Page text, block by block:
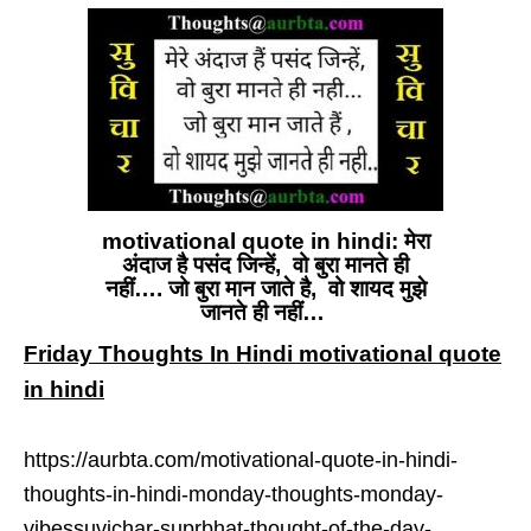
motivational quote in hindi: मेरा
अंदाज है पसंद जिन्हें, वो बुरा मानते ही
नहीं…. जो बुरा मान जाते है, वो शायद मुझे
जानते ही नहीं…
Friday Thoughts In Hindi motivational quote
in hindi
https://aurbta.com/motivational-quote-in-hindi-
thoughts-in-hindi-monday-thoughts-monday-